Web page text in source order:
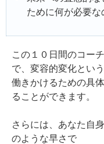
ために何が必要
この１０日間のコー
で、変容的変化とい
働きかけるための具
ることができます。
さらには、あなた自
のような早さで